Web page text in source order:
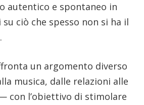
autentico e spontaneo in
ciò che spesso non si ha il
un argomento diverso
musica, dalle relazioni alle
con l’obiettivo di stimolare